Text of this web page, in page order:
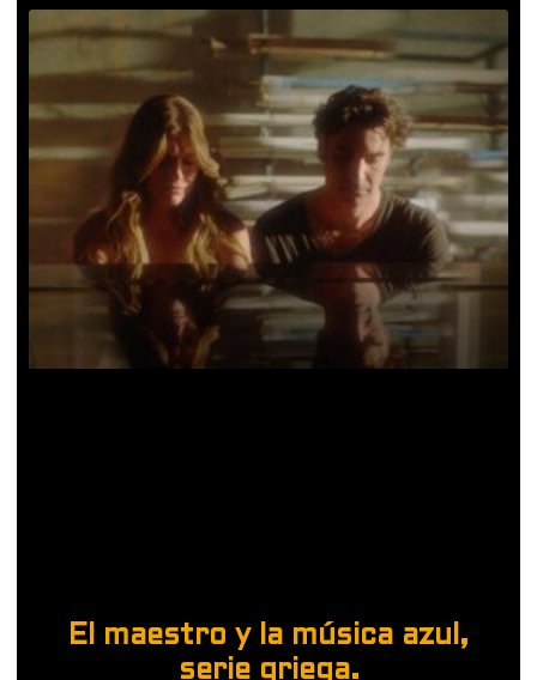
El maestro y la música azul,
serie griega.